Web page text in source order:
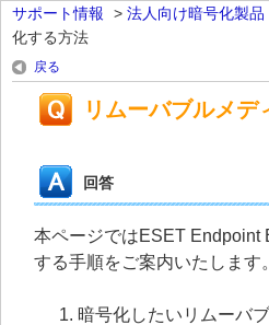
サポート情報 > 法人向け暗号化製
化する方法
戻る
リムーバブルメデ
回答
本ページではESET Endpoint
する手順をご案内いたしま
暗号化したいリムーバ